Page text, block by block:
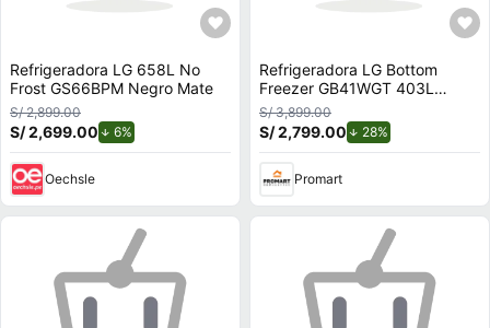
Refrigeradora LG 658L No
Frost GS66BPM Negro Mate
S/ 2,899.00
S/ 2,699.00 6%
Oechsle
Refrigeradora LG Bottom
Freezer GB41WGT 403L
Negro Mate
S/ 3,899.00
S/ 2,799.00 28%
Promart